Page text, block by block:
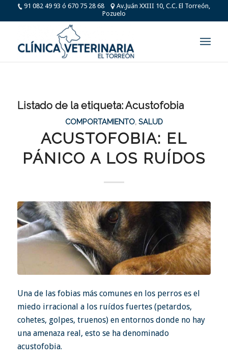
91 082 49 93 ó 670 75 28 68
Av.Juán XXIII 10, C.C. El Torreón,
Pozuelo
Listado de la etiqueta:Acustofobia
COMPORTAMIENTO, SALUD
ACUSTOFOBIA: EL
PÁNICO A LOS RUÍDOS
Una de las fobias más comunes en los perros es el
miedo irracional a los ruídos fuertes (petardos,
cohetes, golpes, truenos) en entornos donde no hay
una amenaza real, esto se ha denominado
acustofobia.